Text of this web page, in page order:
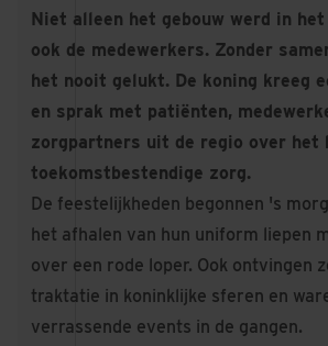
Niet alleen het gebouw werd in
ook de medewerkers. Zonder
het nooit gelukt. De koning kreeg
en sprak met patiënten,
zorgpartners uit de regio over het
toekomstbestendige zorg.
De feestelijkheden begonnen 's
het afhalen van hun uniform liepen
over een rode loper. Ook ontvingen
traktatie in koninklijke sferen en
verrassende events in de gangen.